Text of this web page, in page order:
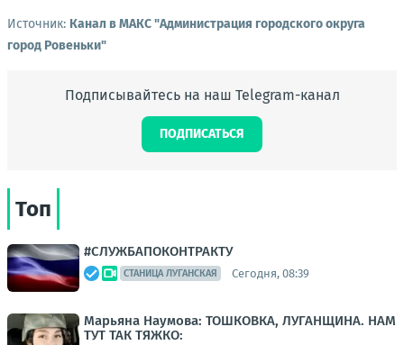
Источник: Канал в МАКС "Администрация городского округа
город Ровеньки"
Подписывайтесь на наш Telegram-канал
ПОДПИСАТЬСЯ
Топ
#СЛУЖБАПОКОНТРАКТУ
СТАНИЦА ЛУГАНСКАЯ Сегодня, 08:39
Марьяна Наумова: ТОШКОВКА, ЛУГАНЩИНА. НАМ
ТУТ ТАК ТЯЖКО: